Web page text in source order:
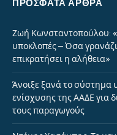
ΠΡΌΣΦΑΤΑ ΆΡΘΡΑ
Ζωή Κωνσταντοπούλου:
υποκλοπές – Όσα
επικρατήσει η αλήθεια»
Άνοιξε ξανά το σύστημα
ενίσχυσης της ΑΑΔΕ για
τους παραγωγούς